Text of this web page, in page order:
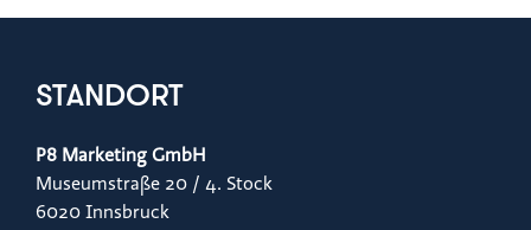
STANDORT
P8 Marketing GmbH
Museumstraße 20 / 4. Stock
6020 Innsbruck